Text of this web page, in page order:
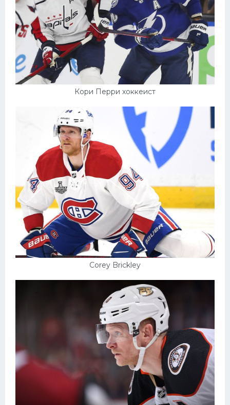
Кори Перри хоккеист
Corey Brickley
Интерьер квартиры